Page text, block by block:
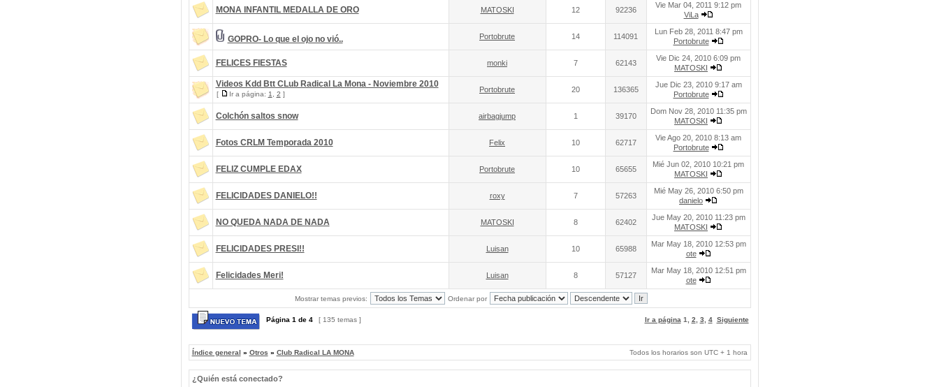
MONA INFANTIL MEDALLA DE ORO MATOSKI 12 92236
Vie Mar 04, 2011 9:12 pm
ViLa
GOPRO- Lo que el ojo no vió.. Portobrute 14 114091
Lun Feb 28, 2011 8:47 pm
Portobrute
FELICES FIESTAS monki 7 62143
Vie Dic 24, 2010 6:09 pm
MATOSKI
Videos Kdd Btt CLub Radical La Mona - Noviembre 2010
[ Ir a página: 1 2 ]
Portobrute 20 136365
Jue Dic 23, 2010 9:17 am
Portobrute
Colchón saltos snow airbagjump 1 39170
Dom Nov 28, 2010 11:35 pm
MATOSKI
Fotos CRLM Temporada 2010 Felix 10 62717
Vie Ago 20, 2010 8:13 am
Portobrute
FELIZ CUMPLE EDAX Portobrute 10 65655
Mié Jun 02, 2010 10:21 pm
MATOSKI
FELICIDADES DANIELO!! roxy 7 57263
Mié May 26, 2010 6:50 pm
danielo
NO QUEDA NADA DE NADA MATOSKI 8 62402
Jue May 20, 2010 11:23 pm
MATOSKI
FELICIDADES PRESI!! Luisan 10 65988
Mar May 18, 2010 12:53 pm
ote
Felicidades Meri! Luisan 8 57127
Mar May 18, 2010 12:51 pm
ote
Mostrar temas previos: Ordenar por
Página 1 de 4 [ 135 temas ] Ir a página 1 2 3 4 Siguiente
Índice general » Otros » Club Radical LA MONA Todos los horarios son UTC + 1 hora
¿Quién está conectado?